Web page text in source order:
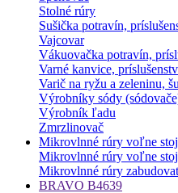
Stolné rúry
Sušička potravín,
Vajcovar
Vákuovačka potravín,
Varné kanvice,
Varič na ryžu a zeleninu,
Výrobníky sódy
Výrobník ľadu
Zmrzlinovač
Mikrovlnné rúry voľne
Mikrovlnné rúry voľne
Mikrovlnné rúry
BRAVO B4639